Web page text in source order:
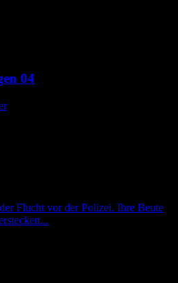
04
Flucht vor der Polizei. Ihre Beute